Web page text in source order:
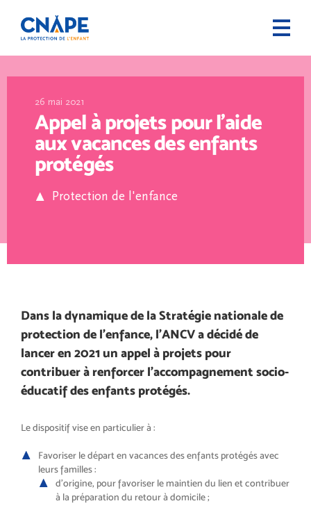
26 mai 2021
Appel à projets pour l’aide
aux vacances des enfants
protégés
Protection de l'enfance
Dans la dynamique de la Stratégie nationale de
protection de l’enfance, l’ANCV a décidé de
lancer en 2021 un appel à projets pour
contribuer à renforcer l’accompagnement socio-
éducatif des enfants protégés.
Le dispositif vise en particulier à :
Favoriser le départ en vacances des enfants protégés avec
leurs familles :
d’origine, pour favoriser le maintien du lien et contribuer
à la préparation du retour à domicile ;